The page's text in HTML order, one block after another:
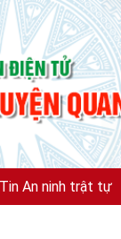
Tin An ninh trật tự